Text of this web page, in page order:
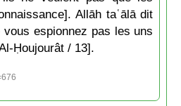
Allāh taʿālā dit
espionnez pas les uns
Ḥoujourât / 13].